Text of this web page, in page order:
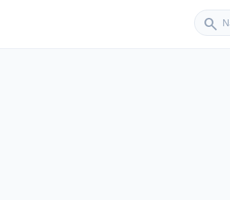
search
Sender